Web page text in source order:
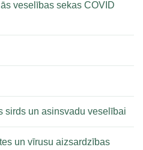
veselības sekas COVID
sirds un asinsvadu veselībai
un vīrusu aizsardzības